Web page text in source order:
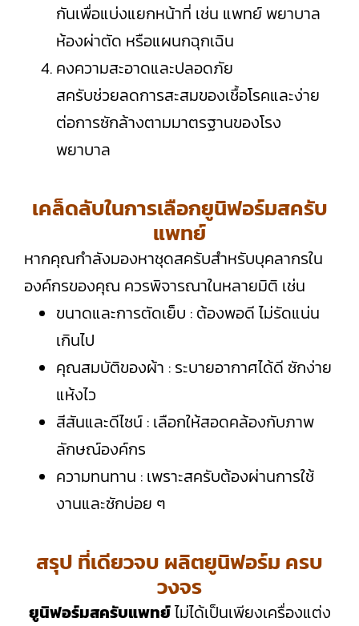
กันเพื่อแบ่งแยกหน้าที่ เช่น แพทย์ พยาบาล
ห้องผ่าตัด หรือแผนกฉุกเฉิน
คงความสะอาดและปลอดภัย
สครับช่วยลดการสะสมของเชื้อโรคและง่าย
ต่อการซักล้างตามมาตรฐานของโรง
พยาบาล
เคล็ดลับในการเลือกยูนิฟอร์มสครับ
แพทย์
หากคุณกำลังมองหาชุดสครับสำหรับบุคลากรใน
องค์กรของคุณ ควรพิจารณาในหลายมิติ เช่น
ขนาดและการตัดเย็บ : ต้องพอดี ไม่รัดแน่น
เกินไป
คุณสมบัติของผ้า : ระบายอากาศได้ดี ซักง่าย
แห้งไว
สีสันและดีไซน์ : เลือกให้สอดคล้องกับภาพ
ลักษณ์องค์กร
ความทนทาน : เพราะสครับต้องผ่านการใช้
งานและซักบ่อย ๆ
สรุป ที่เดียวจบ ผลิตยูนิฟอร์ม ครบ
วงจร
ยูนิฟอร์มสครับแพทย์ไม่ได้เป็นเพียงเครื่องแต่ง